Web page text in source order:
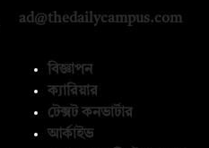
ad@thedailycampus.com
বিজ্ঞাপন
ক্যারিয়ার
টেক্সট কনভার্টার
আর্কাইভ